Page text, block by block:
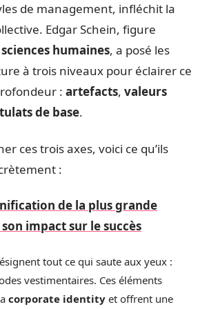
de management, infléchit la
Edgar Schein, figure
sciences humaines, a posé les
à trois niveaux pour éclairer ce
: artefacts, valeurs
de base.
ces trois axes, voici ce qu’ils
:
de la plus grande
impact sur le succès
tout ce qui saute aux yeux :
vestimentaires. Ces éléments
corporate identity et offrent une